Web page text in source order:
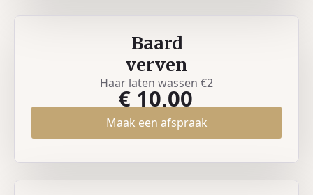
Baard
verven
Haar laten wassen €2
€ 10,00
Maak een afspraak